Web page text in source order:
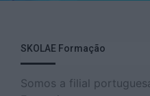
SKOLAE Formação
Somos a filial